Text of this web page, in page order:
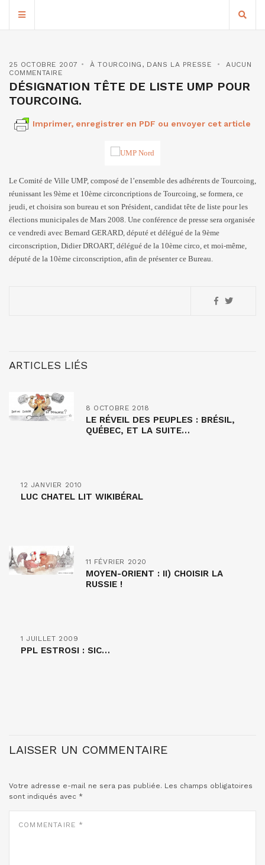
25 OCTOBRE 2007 À TOURCOING , DANS LA PRESSE
AUCUN
COMMENTAIRE
DÉSIGNATION TÊTE DE LISTE UMP POUR
TOURCOING.
Imprimer, enregistrer en PDF ou envoyer cet article
Le Comité de Ville UMP, composé de l’ensemble des adhérents de Tourcoing,
réunissant les 9ème et 10ème circoncriptions de Tourcoing, se formera, ce
jeudi, et choisira son bureau et son Président, candidat tête de liste pour les
élections municipales de Mars 2008. Une conférence de presse sera organisée
ce vendredi avec Bernard GERARD, député et délégué de la 9ème
circonscription, Didier DROART, délégué de la 10ème circo, et moi-même,
député de la 10ème circonscription, afin de présenter ce Bureau.
ARTICLES LIÉS
8 OCTOBRE 2018
LE RÉVEIL DES PEUPLES : BRÉSIL,
QUÉBEC, ET LA SUITE…
12 JANVIER 2010
LUC CHATEL LIT WIKIBÉRAL
11 FÉVRIER 2020
MOYEN-ORIENT : II) CHOISIR LA
RUSSIE !
1 JUILLET 2009
PPL ESTROSI : SIC…
LAISSER UN COMMENTAIRE
Votre adresse e-mail ne sera pas publiée. Les champs obligatoires
sont indiqués avec *